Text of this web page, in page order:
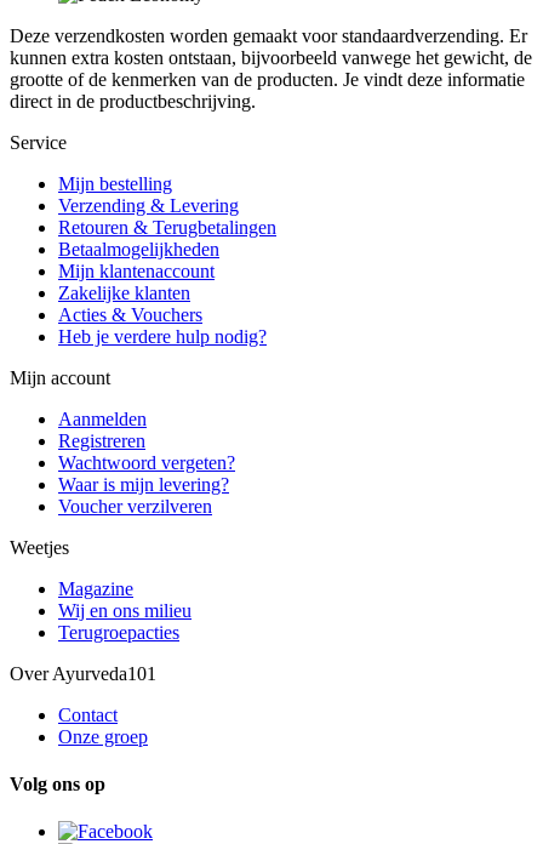
Deze verzendkosten worden gemaakt voor standaardverzending. Er
kunnen extra kosten ontstaan, bijvoorbeeld vanwege het gewicht, de
grootte of de kenmerken van de producten. Je vindt deze informatie
direct in de productbeschrijving.
Service
Mijn bestelling
Verzending & Levering
Retouren & Terugbetalingen
Betaalmogelijkheden
Mijn klantenaccount
Zakelijke klanten
Acties & Vouchers
Heb je verdere hulp nodig?
Mijn account
Aanmelden
Registreren
Wachtwoord vergeten?
Waar is mijn levering?
Voucher verzilveren
Weetjes
Magazine
Wij en ons milieu
Terugroepacties
Over Ayurveda101
Contact
Onze groep
Volg ons op